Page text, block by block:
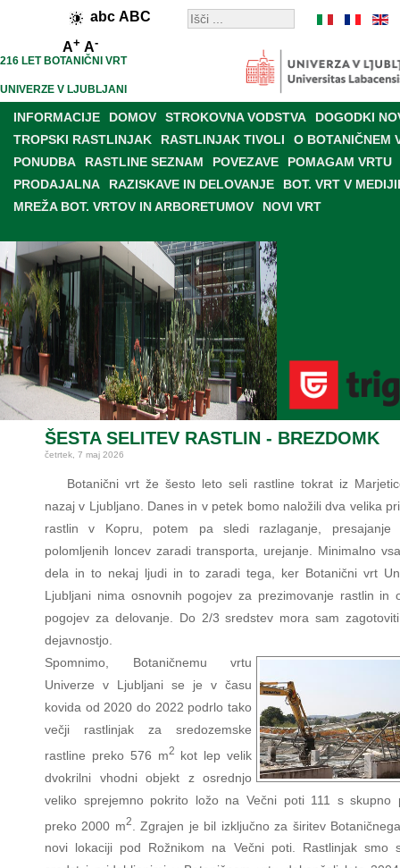
abc ABC
A+ A-
216 LET BOTANIČNI VRT
UNIVERZE V LJUBLJANI
INFORMACIJE DOMOV STROKOVNA VODSTVA
DOGODKI
TROPSKI RASTLINJAK
RASTLINJAK TIVOLI
O BOTANIČNEM
PONUDBA
RASTLINE SEZNAM POVEZAVE
POMAGAM VRTU
PRODAJALNA
RAZISKAVE IN DELOVANJE
BOT. VRT V
MREŽA BOT. VRTOV IN ARBORETUMOV
NOVI VRT
ŠESTA SELITEV RASTLIN - BREZDOMK
četrtek, 7 maj 2026
Botanični vrt že šesto leto seli rastline tokrat iz
nazaj v Ljubljano. Danes in v petek bomo naložili dva velika
rastlin v Kopru, potem pa sledi razlaganje, presajanje
polomljenih loncev zaradi transporta, urejanje. Minimalno
dela in to nekaj ljudi in to zaradi tega, ker Botanični vrt
Ljubljani nima osnovnih pogojev za prezimovanje rastlin in
pogojev za delovanje. Do 2/3 sredstev mora sam
dejavnostjo.
Spomnimo, Botaničnemu vrtu
Univerze v Ljubljani se je v času
kovida od 2020 do 2022 podrlo tako
večji rastlinjak za sredozemske
rastline preko 576 m2
kot lep velik
dvokrilni vhodni objekt z osrednjo
veliko sprejemno pokrito ložo na Večni poti 111 s skupno
preko 2000 m2
. Zgrajen je bil izključno za širitev
novi lokaciji pod Rožnikom na Večni poti. Rastlinjak smo